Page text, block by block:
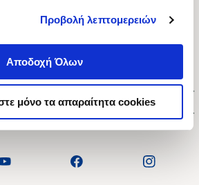
Προβολή λεπτομερειών
Αποδοχή Όλων
μόνο τα απαραίτητα cookies
1-3, Αθήνα 106 79
- Παρασκευή 09:00-21:00